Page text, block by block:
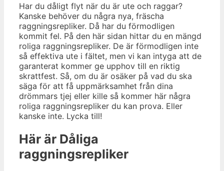
Har du dåligt flyt när du är ute och raggar?
Kanske behöver du några nya, fräscha
raggningsrepliker. Då har du förmodligen
kommit fel. På den här sidan hittar du en mängd
roliga raggningsrepliker. De är förmodligen inte
så effektiva ute i fältet, men vi kan intyga att de
garanterat kommer ge upphov till en riktig
skrattfest. Så, om du är osäker på vad du ska
säga för att få uppmärksamhet från dina
drömmars tjej eller kille så kommer här några
roliga raggningsrepliker du kan prova. Eller
kanske inte. Lycka till!
Här är Dåliga
raggningsrepliker